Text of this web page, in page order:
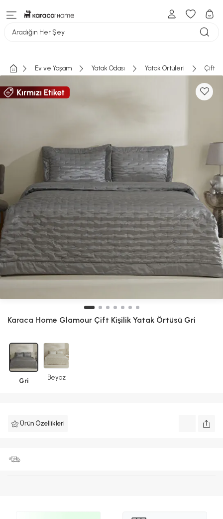
Aradığın Her Şey
Ev ve Yaşam Yatak Odası Yatak Örtüleri Çift
Karaca Home Glamour Çift Kişilik Yatak Örtüsü Gri
Gri Beyaz
Ürün Özellikleri